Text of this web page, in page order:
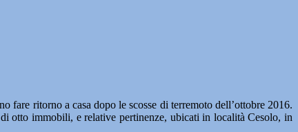
ritorno a casa dopo le scosse di terremoto dell’ottobre 2016.
otto immobili, e relative pertinenze, ubicati in località Cesolo, in